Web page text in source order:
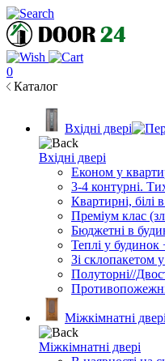
0
Каталог
Вхідні двері
Вхідні двері
Економ у
3-4 контурні.
Квартирні, білі
Преміум клас
Бюджетні в
Теплі у будинок
Зі склопакетом
Полуторні//
Противопожежні
Міжкімнатні двері
Міжкімнатні двері